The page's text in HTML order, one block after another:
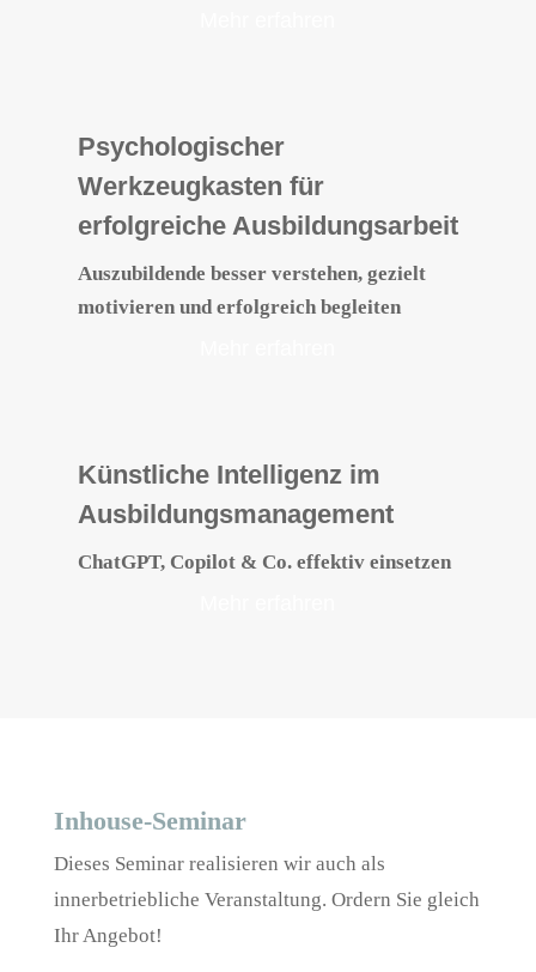
Psychologischer
Werkzeugkasten für
erfolgreiche Ausbildungsarbeit
Auszubildende besser verstehen, gezielt
motivieren und erfolgreich begleiten
Künstliche Intelligenz im
Ausbildungsmanagement
ChatGPT, Copilot & Co. effektiv einsetzen
Inhouse-Seminar
Dieses Seminar realisieren wir auch als
innerbetriebliche Veranstaltung. Ordern Sie gleich
Ihr Angebot!